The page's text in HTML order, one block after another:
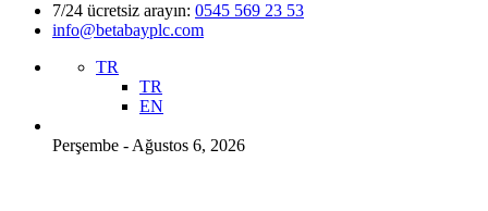
7/24 ücretsiz arayın: 0545 569 23 53
info@betabayplc.com
TR
TR
EN
Perşembe - Ağustos 6, 2026